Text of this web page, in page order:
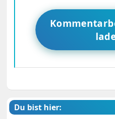
Du bist hier: